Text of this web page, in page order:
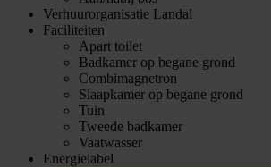
Verhuurorganisatie Landal
Faciliteiten
Apart toilet
Badkamer op begane grond
Combimagnetron
Slaapkamer op begane grond
Tuin
Tweede badkamer
Vaatwasser
Energielabel